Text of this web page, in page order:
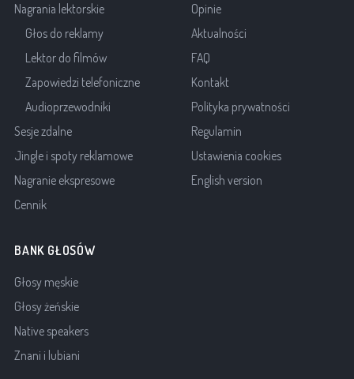
Nagrania lektorskie
Głos do reklamy
Lektor do filmów
Zapowiedzi telefoniczne
Audioprzewodniki
Sesje zdalne
Jingle i spoty reklamowe
Nagranie ekspresowe
Cennik
Opinie
Aktualności
FAQ
Kontakt
Polityka prywatności
Regulamin
Ustawienia cookies
English version
BANK GŁOSÓW
Głosy męskie
Głosy żeńskie
Native speakers
Znani i lubiani